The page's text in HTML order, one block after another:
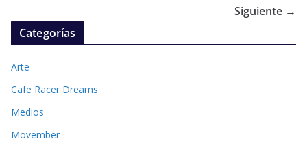
Siguiente →
Categorías
Arte
Cafe Racer Dreams
Medios
Movember